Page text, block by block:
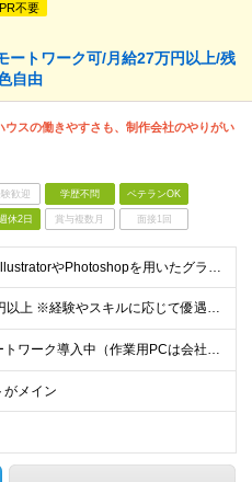
不要
ートワーク可/月給27万円以上/残
自由
ウスの働きやすさも、制作会社のやりがい
歓迎 学歴不問 ベテランOK
休2日 賞与複数月 面接1回
■学歴不問 ■IllustratorやPhotoshopを用いたグラフィックデザインの実務経験（2年以上） ≪こんな方は歓迎！≫ ◆指示書そのままのデザインをつくるのではなく、伝わるデザインを模索&
◆月給27万円以上 ※経験やスキルに応じて優遇いたします ※試用期間1ヶ月（期間中の給与・待遇に差異はございません） ※上記金額にはみなし残業代40時間分(6万円)を含み、超過分は別途支給いたします
◆フルリモートワーク導入中（作業用PCは会社から支給） ◆出社日を合わせてランチ会をするなど定期的に社内コミュニケーションも図っています！ 本社/東京都渋谷区渋谷3-3-5 NBF渋谷イースト ≪
がメイン